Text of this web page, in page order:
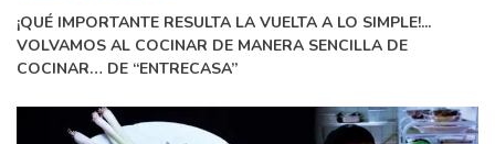
¡QUÉ IMPORTANTE RESULTA LA VUELTA A LO SIMPLE!...
VOLVAMOS AL COCINAR DE MANERA SENCILLA DE
COCINAR… DE “ENTRECASA”